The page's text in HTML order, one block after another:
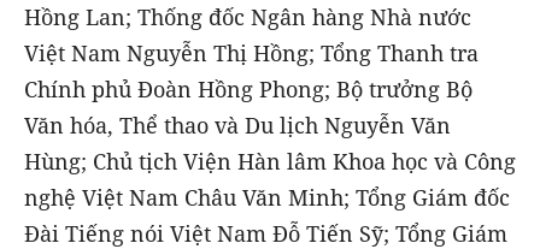
Hồng Lan; Thống đốc Ngân hàng Nhà nước
Việt Nam Nguyễn Thị Hồng; Tổng Thanh tra
Chính phủ Đoàn Hồng Phong; Bộ trưởng Bộ
Văn hóa, Thể thao và Du lịch Nguyễn Văn
Hùng; Chủ tịch Viện Hàn lâm Khoa học và Công
nghệ Việt Nam Châu Văn Minh; Tổng Giám đốc
Đài Tiếng nói Việt Nam Đỗ Tiến Sỹ; Tổng Giám